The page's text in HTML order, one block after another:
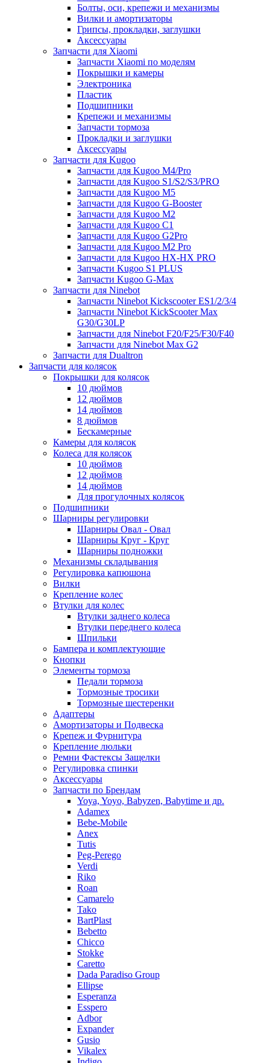
Болты, оси, крепежи и механизмы
Вилки и амортизаторы
Грипсы, прокладки, заглушки
Аксессуары
Запчасти для Xiaomi
Запчасти Xiaomi по моделям
Покрышки и камеры
Электроника
Пластик
Подшипники
Крепежи и механизмы
Запчасти тормоза
Прокладки и заглушки
Аксессуары
Запчасти для Kugoo
Запчасти для Kugoo M4/Pro
Запчасти для Kugoo S1/S2/S3/PRO
Запчасти для Kugoo M5
Запчасти для Kugoo G-Booster
Запчасти для Kugoo M2
Запчасти для Kugoo C1
Запчасти для Kugoo G2Pro
Запчасти для Kugoo M2 Pro
Запчасти для Kugoo HX-HX PRO
Запчасти Kugoo S1 PLUS
Запчасти Kugoo G-Max
Запчасти для Ninebot
Запчасти Ninebot Kickscooter ES1/2/3/4
Запчасти Ninebot KickScooter Max
G30/G30LP
Запчасти для Ninebot F20/F25/F30/F40
Запчасти для Ninebot Max G2
Запчасти для Dualtron
Запчасти для колясок
Покрышки для колясок
10 дюймов
12 дюймов
14 дюймов
8 дюймов
Бескамерные
Камеры для колясок
Колеса для колясок
10 дюймов
12 дюймов
14 дюймов
Для прогулочных колясок
Подшипники
Шарниры регулировки
Шарниры Овал - Овал
Шарниры Круг - Круг
Шарниры подножки
Механизмы складывания
Регулировка капюшона
Вилки
Крепление колес
Втулки для колес
Втулки заднего колеса
Втулки переднего колеса
Шпильки
Бампера и комплектующие
Кнопки
Элементы тормоза
Педали тормоза
Тормозные тросики
Тормозные шестеренки
Адаптеры
Амортизаторы и Подвеска
Крепеж и Фурнитура
Крепление люльки
Ремни Фастексы Защелки
Регулировка спинки
Аксессуары
Запчасти по Брендам
Yoya, Yoyo, Babyzen, Babytime и др.
Adamex
Bebe-Mobile
Anex
Tutis
Peg-Perego
Verdi
Riko
Roan
Camarelo
Tako
BartPlast
Bebetto
Chicco
Stokke
Caretto
Dada Paradiso Group
Ellipse
Esperanza
Esspero
Adbor
Expander
Gusio
Vikalex